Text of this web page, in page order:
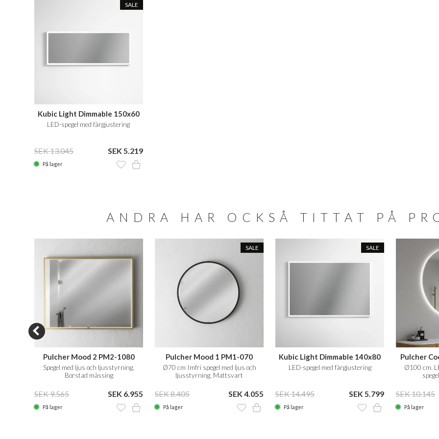
SALE
Kubic Light Dimmable 150x60
LED-spegel med färgjustering
SEK 13.045 SEK 5.219
På lager
ANDRA HAR OCKSÅ TITTAT PÅ
Pulcher Mood 2 PM2-1080
Spegel med ljus och ljusstyrning,
Borstad mässing
SEK 9.565 SEK 6.955
På lager
SALE
Pulcher Mood 1 PM1-070
Ø70 cm Imfri spegel med ljus och
ljusstyrning, Mattsvart
SEK 8.405 SEK 4.055
På lager
SALE
Kubic Light Dimmable 140x80
LED-spegel med färgjustering
SEK 14.495 SEK 5.799
På lager
Pulcher
Ø100 cm.
SEK 10.145
På lager